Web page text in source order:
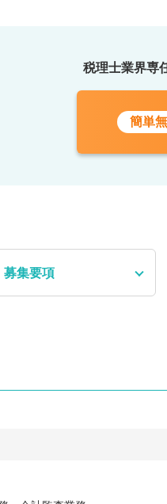
税理士業界専
簡単
募集要項